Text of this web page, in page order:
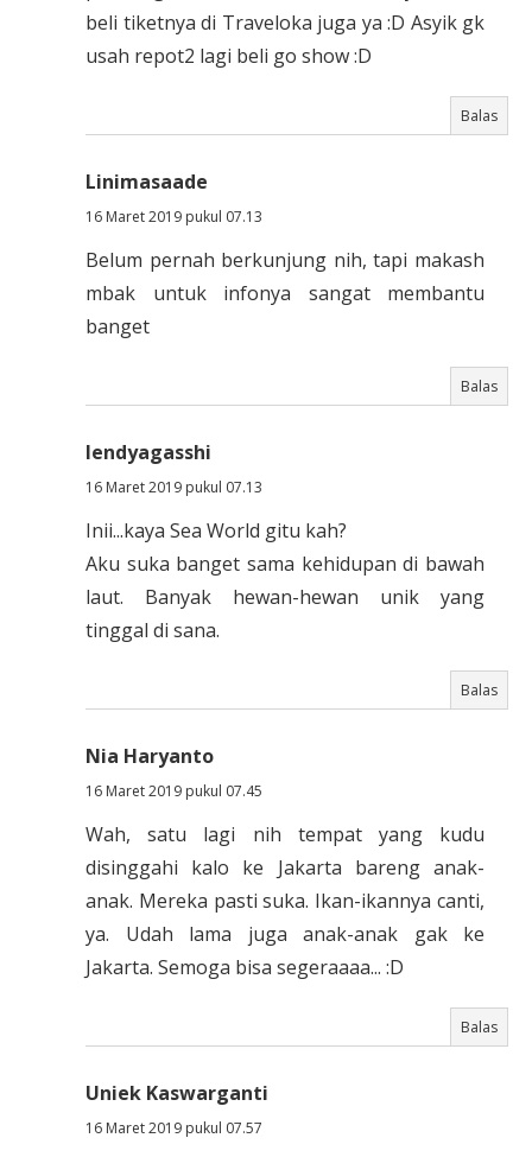
beli tiketnya di Traveloka juga ya :D Asyik gk
usah repot2 lagi beli go show :D
Balas
Linimasaade
16 Maret 2019 pukul 07.13
Belum pernah berkunjung nih, tapi makash
mbak untuk infonya sangat membantu
banget
Balas
lendyagasshi
16 Maret 2019 pukul 07.13
Inii...kaya Sea World gitu kah?
Aku suka banget sama kehidupan di bawah
laut. Banyak hewan-hewan unik yang
tinggal di sana.
Balas
Nia Haryanto
16 Maret 2019 pukul 07.45
Wah, satu lagi nih tempat yang kudu
disinggahi kalo ke Jakarta bareng anak-
anak. Mereka pasti suka. Ikan-ikannya canti,
ya. Udah lama juga anak-anak gak ke
Jakarta. Semoga bisa segeraaaa... :D
Balas
Uniek Kaswarganti
16 Maret 2019 pukul 07.57